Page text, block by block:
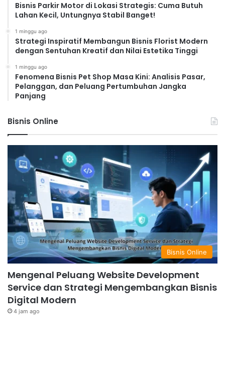
Bisnis Parkir Motor di Lokasi Strategis: Cuma Butuh
Lahan Kecil, Untungnya Stabil Banget!
1 minggu ago
Strategi Inspiratif Membangun Bisnis Florist Modern
dengan Sentuhan Kreatif dan Nilai Estetika Tinggi
1 minggu ago
Fenomena Bisnis Pet Shop Masa Kini: Analisis Pasar,
Pelanggan, dan Peluang Pertumbuhan Jangka
Panjang
Bisnis Online
Bisnis Online
Mengenal Peluang Website Development
Service dan Strategi Mengembangkan Bisnis
Digital Modern
4 jam ago